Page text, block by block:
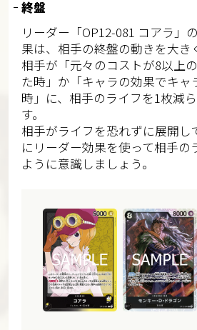
終盤
リーダー「OP12-081 コアラ」
果は、相手の終盤の動きを大き
相手が「元々のコストが8以上
た時」か「キャラの効果でキャ
時」に、相手のライフを1枚減
す。
相手がライフを恐れずに展開し
にリーダー効果を使って相手の
ように意識しましょう。